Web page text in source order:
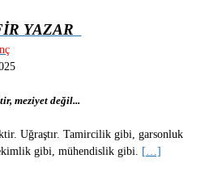
YAZAR
meziyet değil...
Uğraştır. Tamircilik gibi, garsonluk
gibi, mühendislik gibi.
[…]